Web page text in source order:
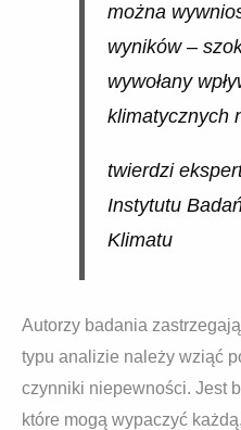
można
wyników –
wywołany
klimatycznych
twierdzi
Instytutu
Klimatu
Autorzy badania
typu analizie należy wziąć
czynniki niepewności. Jest
które mogą wypaczyć